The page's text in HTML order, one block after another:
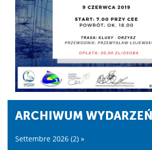
ARCHIWUM
Settembre 2026 (2) »